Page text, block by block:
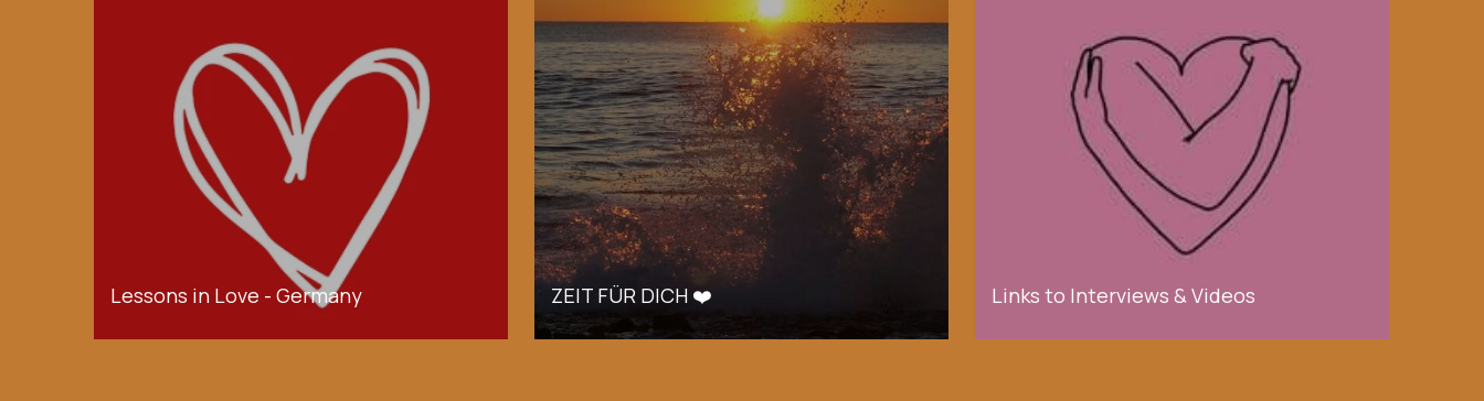
Lessons in Love - Germany ZEIT FÜR DICH ❤️ Links to Interviews & Videos